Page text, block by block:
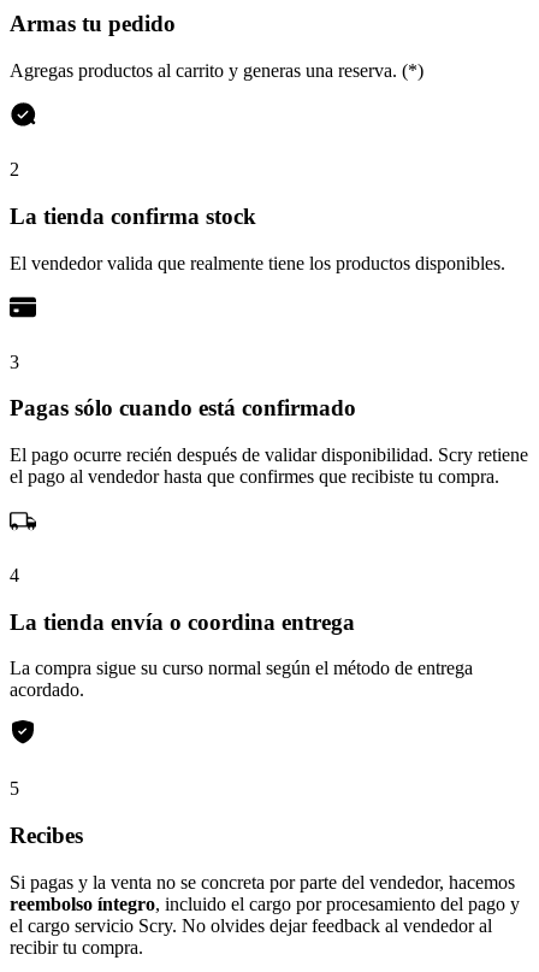
Armas tu pedido
Agregas productos al carrito y generas una reserva. (*)
2
La tienda confirma stock
El vendedor valida que realmente tiene los productos disponibles.
3
Pagas sólo cuando está confirmado
El pago ocurre recién después de validar disponibilidad. Scry retiene
el pago al vendedor hasta que confirmes que recibiste tu compra.
4
La tienda envía o coordina entrega
La compra sigue su curso normal según el método de entrega
acordado.
5
Recibes
Si pagas y la venta no se concreta por parte del vendedor, hacemos
reembolso íntegro, incluido el cargo por procesamiento del pago y
el cargo servicio Scry. No olvides dejar feedback al vendedor al
recibir tu compra.